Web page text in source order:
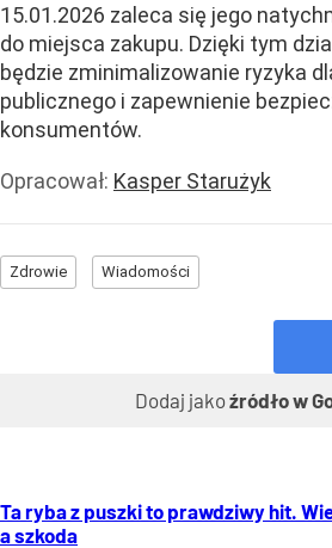
15.01.2026 zaleca się jego
do miejsca zakupu. Dzięki tym
będzie zminimalizowanie ryzyka
publicznego i zapewnienie
konsumentów.
Opracował: Kasper Starużyk
Zdrowie Wiadomości
Dodaj jakoźródło w
Ta ryba z puszki to prawdziwy hit.
a szkoda